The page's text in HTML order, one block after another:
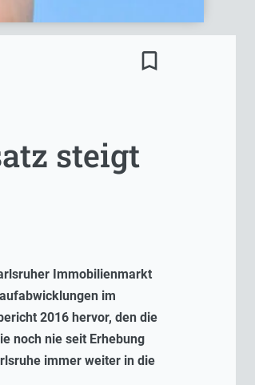
bookmark_border
steigt
Immobilienmarkt
im
2016 hervor, den die
noch nie seit Erhebung
immer weiter in die